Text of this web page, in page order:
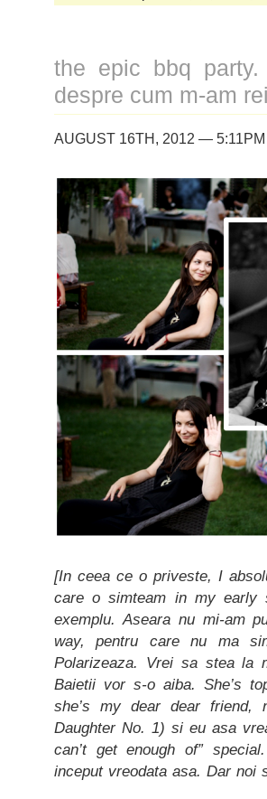
the epic bbq
despre cum m-am
AUGUST 16TH, 2012 — 5:11PM
[In ceea ce o priveste, I
care o simteam in my early
exemplu. Aseara nu mi-am
way, pentru care nu ma
Polarizeaza. Vrei sa stea la
Baietii vor s-o aiba. She’s
she’s my dear dear
Daughter No. 1) si eu asa
can’t get enough of”
inceput vreodata asa. Dar noi